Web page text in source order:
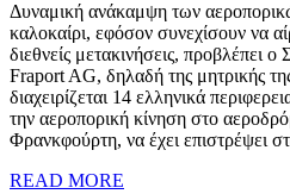
Δυναμική ανάκαμψη των
καλοκαίρι, εφόσον συνεχίσουν να
διεθνείς μετακινήσεις, προβλέπει
Fraport AG, δηλαδή της μητρικής
διαχειρίζεται 14 ελληνικά
την αεροπορική κίνηση στο
Φρανκφούρτη, να έχει επιστρέψει
READ MORE